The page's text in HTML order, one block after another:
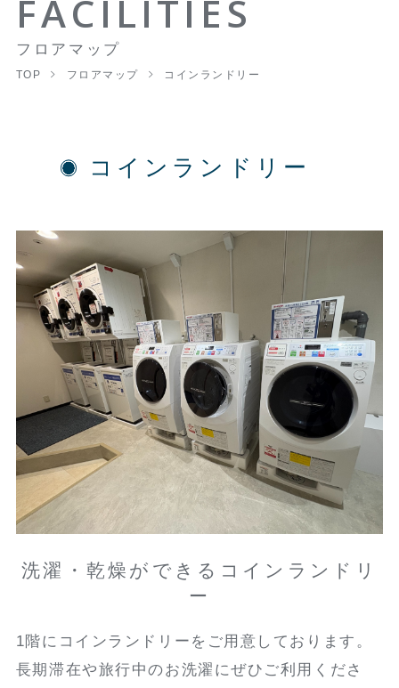
FACILITIES
フロアマップ
TOP フロアマップ コインランドリー
コインランドリー
洗濯・乾燥ができるコインランドリ
ー
1階にコインランドリーをご用意しております。
長期滞在や旅行中のお洗濯にぜひご利用くださ